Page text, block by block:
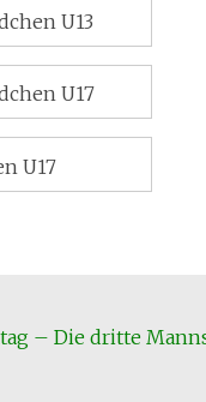
U13
U17
U17
– Die dritte